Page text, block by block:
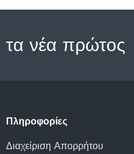
νέα πρώτος
Πληροφορίες
Διαχείριση Απορρήτου